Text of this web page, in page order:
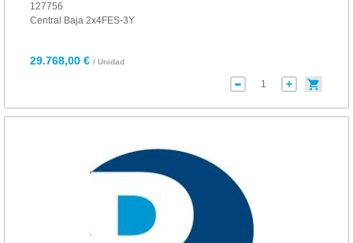
127756
Central Baja 2x4FES-3Y
29.768,00 € / Unidad